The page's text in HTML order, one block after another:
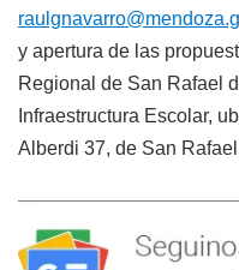
y apertura de las
Regional de San Rafael
Infraestructura Escolar,
Alberdi 37, de San